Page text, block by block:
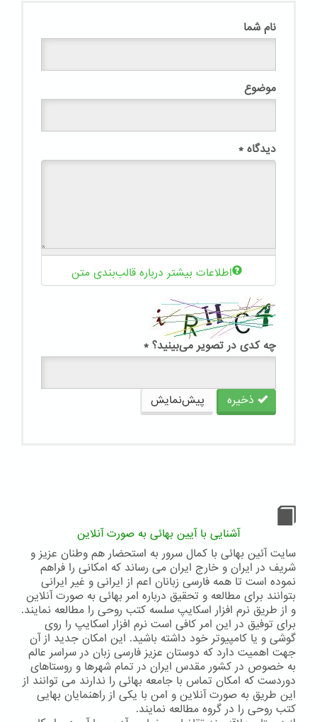
نام شما
موضوع
دیدگاه *
اطلاعات بیشتر درباره قالب‌بندی متن
چه کدی در تصویر می‌بینید؟ *
ذخیره پیش‌نمایش
آشنایی با آیین بهائی به صورت آنلاین
سایت آئین بهائی با کمال سرور به استحضار هم وطنان عزیز و
شریف در ایران و خارج ایران می رساند که امکانی را فراهم
نموده است تا همه فارسی زبانان اعم از ایرانی و غیر ایرانی
بتوانند برای مطالعه و تحقیق درباره امر بهائی به صورت آنلاین
و از طریق نرم افزار اسکایپ سلسه کتب روحی را مطالعه نمایند.
برای توفیق در این امر کافی است نرم افزار اسکایپ را روی
گوشی و یا کامپیوتر خود داشته باشید. این امکان جدید از آن
جهت اهمیت دارد که دوستان عزیز فارسی زبان در سراسر عالم
به خصوص در کشور مقدس ایران در تمام شهرها و روستاهای
دوردست که امکان تماس با جامعه بهائی را ندارند می توانند از
این طریق به صورت آنلاین و امن با یکی از راهنمایان بهایی
کتب روحی را در گروه مطالعه نمایند.